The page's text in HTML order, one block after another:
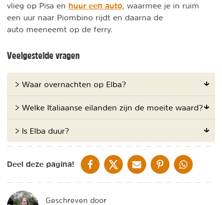
vlieg op Pisa en huur een auto, waarmee je in ruim
een uur naar Piombino rijdt en daarna de
auto meeneemt op de ferry.
Veelgestelde vragen
> Waar overnachten op Elba?
> Welke Italiaanse eilanden zijn de moeite waard?
> Is Elba duur?
Deel deze pagina! DELEN OP FACEBOOK
DELEN OP XDELEN VIA DE MAIL
DELEN OP PINTEREST
DELEN OP
Geschreven door